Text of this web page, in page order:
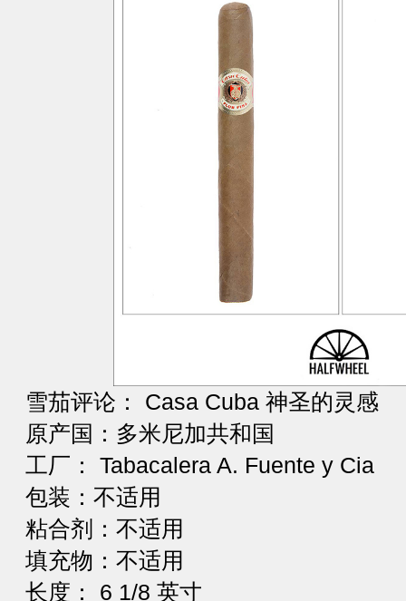
雪茄评论： Casa Cuba 神圣的灵感
原产国：多米尼加共和国
工厂： Tabacalera A. Fuente y Cia
包装：不适用
粘合剂：不适用
填充物：不适用
长度： 6 1/8 英寸